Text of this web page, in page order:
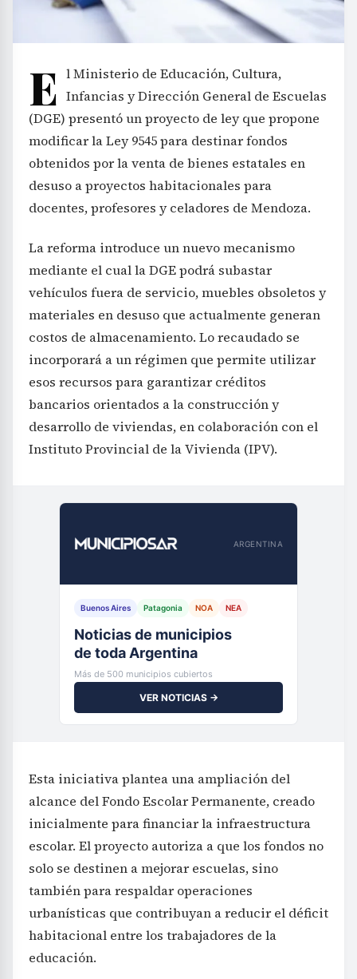
E l Ministerio de Educación, Cultura,
Infancias y Dirección General de Escuelas
(DGE) presentó un proyecto de ley que propone
modificar la Ley 9545 para destinar fondos
obtenidos por la venta de bienes estatales en
desuso a proyectos habitacionales para
docentes, profesores y celadores de Mendoza.
La reforma introduce un nuevo mecanismo
mediante el cual la DGE podrá subastar
vehículos fuera de servicio, muebles obsoletos y
materiales en desuso que actualmente generan
costos de almacenamiento. Lo recaudado se
incorporará a un régimen que permite utilizar
esos recursos para garantizar créditos
bancarios orientados a la construcción y
desarrollo de viviendas, en colaboración con el
Instituto Provincial de la Vivienda (IPV).
ARGENTINA
Buenos Aires Patagonia NOA NEA
Noticias de municipios
de toda Argentina
Más de 500 municipios cubiertos
VER NOTICIAS →
Esta iniciativa plantea una ampliación del
alcance del Fondo Escolar Permanente, creado
inicialmente para financiar la infraestructura
escolar. El proyecto autoriza a que los fondos no
solo se destinen a mejorar escuelas, sino
también para respaldar operaciones
urbanísticas que contribuyan a reducir el déficit
habitacional entre los trabajadores de la
educación.